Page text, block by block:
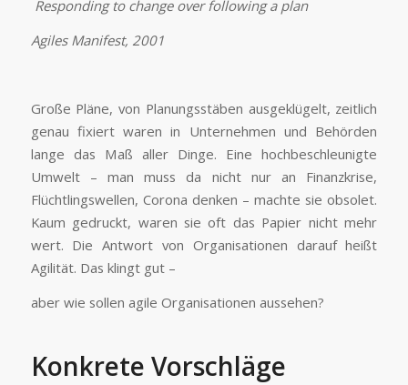
Responding to change over following a plan
Agiles Manifest, 2001
Große Pläne, von Planungsstäben ausgeklügelt, zeitlich
genau fixiert waren in Unternehmen und Behörden
lange das Maß aller Dinge. Eine hochbeschleunigte
Umwelt – man muss da nicht nur an Finanzkrise,
Flüchtlingswellen, Corona denken – machte sie obsolet.
Kaum gedruckt, waren sie oft das Papier nicht mehr
wert. Die Antwort von Organisationen darauf heißt
Agilität. Das klingt gut –
aber wie sollen agile Organisationen aussehen?
Konkrete Vorschläge